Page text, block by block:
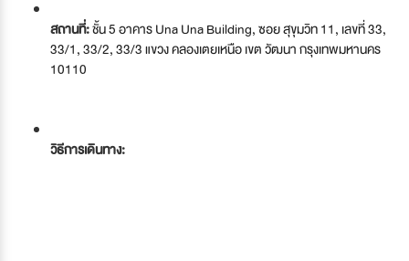
สถานที่:ชั้น 5 อาคาร Una Una Building, ซอย สุขุมวิท 11, เลขที่ 33,
33/1, 33/2, 33/3 แขวง คลองเตยเหนือ เขต วัฒนา กรุงเทพมหานคร
10110
วิธีการเดินทาง: